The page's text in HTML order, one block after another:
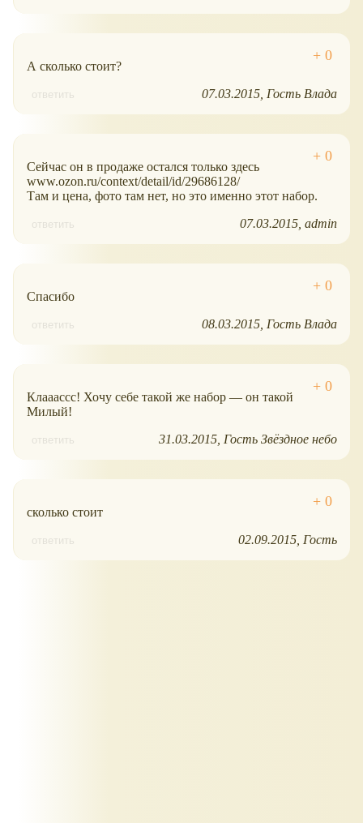
А сколько стоит?
ответить 07.03.2015 Гость Влада
Сейчас он в продаже остался только здесь
www.ozon.ru/context/detail/id/29686128/
Там и цена, фото там нет, но это именно этот набор.
ответить 07.03.2015 admin
Спасибо
ответить 08.03.2015 Гость Влада
Клааассс! Хочу себе такой же набор ― он такой
Милый!
ответить 31.03.2015 Гость Звёздное небо
сколько стоит
ответить 02.09.2015 Гость